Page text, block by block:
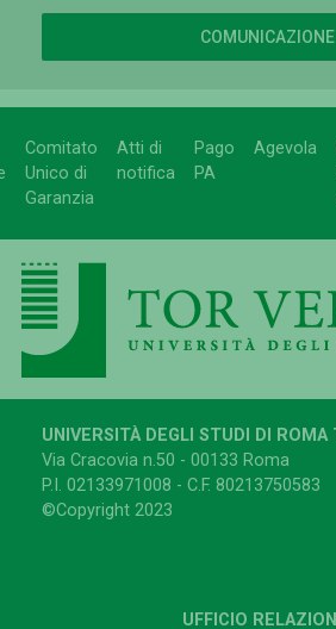
COMUNICAZIONE
Comitato
Unico di
Garanzia
Atti di
notifica
Pago
PA
Agevola
UNIVERSITÀ DEGLI STUDI DI ROMA
Via Cracovia n.50 - 00133 Roma
P.I. 02133971008 - C.F. 80213750583
©Copyright 2023
UFFICIO